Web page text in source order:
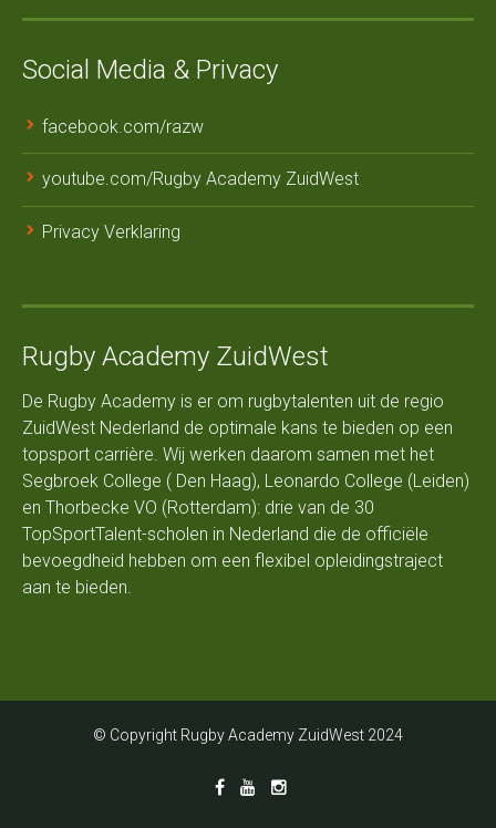
Social Media & Privacy
facebook.com/razw
youtube.com/Rugby Academy ZuidWest
Privacy Verklaring
Rugby Academy ZuidWest
De Rugby Academy is er om rugbytalenten uit de regio
ZuidWest Nederland de optimale kans te bieden op een
topsport carrière. Wij werken daarom samen met het
Segbroek College ( Den Haag), Leonardo College (Leiden)
en Thorbecke VO (Rotterdam): drie van de 30
TopSportTalent-scholen in Nederland die de officiële
bevoegdheid hebben om een flexibel opleidingstraject
aan te bieden.
© Copyright Rugby Academy ZuidWest 2024